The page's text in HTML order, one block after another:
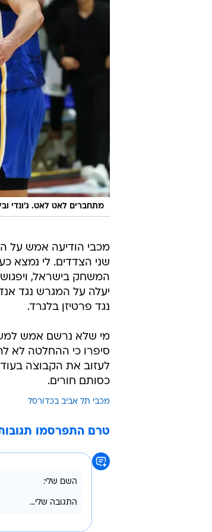
מתחברים לאט לאט. ג'ונדי
מכבי הודיעה אמש על
שני הצדדים. לי נמצא
המשחק בישראל,
יעלה על המגרש נגד
נגד פרטיזן בלגרד.
מי שלא נרשם אמש
סיפרו כי ההחלטה לא
לעזוב את הקבוצה
כסותם חורים.
מכבי תל אביב בכדורסל
טרם התפרסמו